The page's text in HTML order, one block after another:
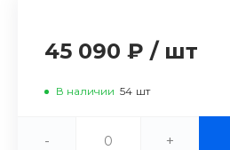
45 090 ₽ /шт
В наличии 54 шт
- +